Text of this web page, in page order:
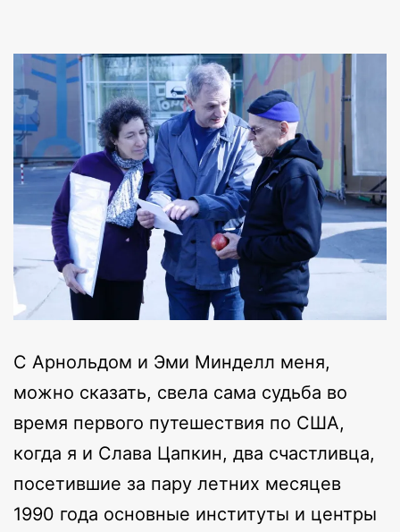
С Арнольдом и Эми Минделл меня,
можно сказать, свела сама судьба во
время первого путешествия по США,
когда я и Слава Цапкин, два счастливца,
посетившие за пару летних месяцев
1990 года основные институты и центры